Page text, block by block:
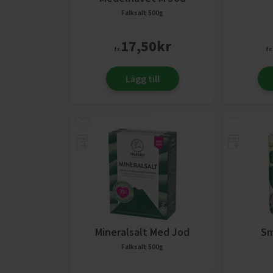
Falksalt 500g
fr. 17,50kr
Lägg till
fr.
Mineralsalt Med Jod
Falksalt 500g